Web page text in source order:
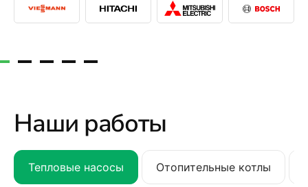
Наши работы
Тепловые насосы Отопительные котлы